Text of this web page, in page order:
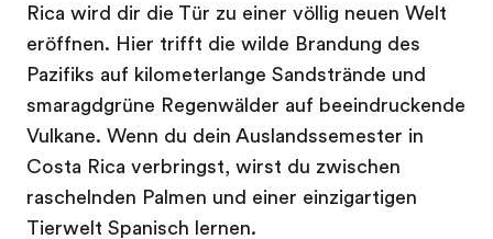
Rica wird dir die Tür zu einer völlig neuen Welt
eröffnen. Hier trifft die wilde Brandung des
Pazifiks auf kilometerlange Sandstrände und
smaragdgrüne Regenwälder auf beeindruckende
Vulkane. Wenn du dein Auslandssemester in
Costa Rica verbringst, wirst du zwischen
raschelnden Palmen und einer einzigartigen
Tierwelt Spanisch lernen.